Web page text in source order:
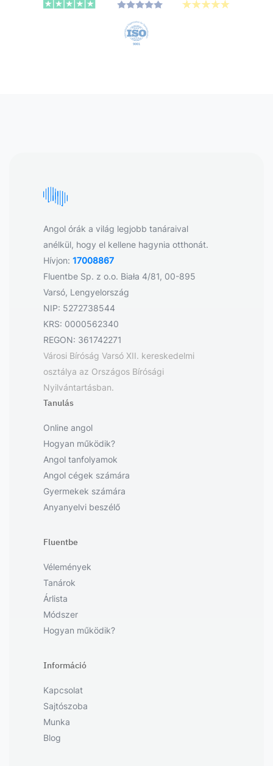
Angol órák a világ legjobb tanáraival
anélkül, hogy el kellene hagynia otthonát.
Hívjon: 17008867
Fluentbe Sp. z o.o. Biała 4/81, 00-895
Varsó, Lengyelország
NIP: 5272738544
KRS: 0000562340
REGON: 361742271
Városi Bíróság Varsó XII. kereskedelmi
osztálya az Országos Bírósági
Nyilvántartásban.
Tanulás
Online angol
Hogyan működik?
Angol tanfolyamok
Angol cégek számára
Gyermekek számára
Anyanyelvi beszélő
Fluentbe
Vélemények
Tanárok
Árlista
Módszer
Hogyan működik?
Információ
Kapcsolat
Sajtószoba
Munka
Blog